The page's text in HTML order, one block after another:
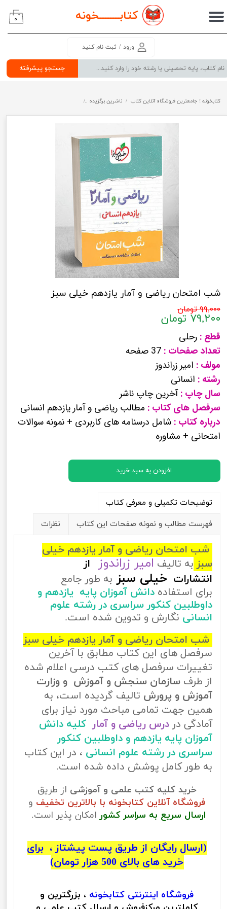
کتابــــــــخونه
جستجو پیشرفته
ورود / ثبت نام کنید
حساب کاربری من
سفارشات
۰
کتابخونه ! جامعترین فروشگاه آنلاین کتاب ناشرین برگزیده
شب امتحان ریاضی و آمار یازدهم خیلی سبز
۹۹,۰۰۰ تومان
۷۹,۲۰۰ تومان
قطع : رحلی
تعداد صفحات : 37 صفحه
مولف : امیر زراندوز
رشته : انسانی
سال چاپ :آخرین چاپ ناشر
سرفصل های کتاب : مطالب ریاضی و آمار یازدهم انسانی
درباره کتاب : شامل درسنامه های کاربردی + نمونه سوالات
امتحانی + مشاوره
افزودن به سبد خرید
توضیحات تکمیلی و معرفی کتاب
فهرست مطالب و نمونه صفحات این کتاب
نظرات
شب امتحان ریاضی و آمار یازدهم خیلی
سبز به تالیف امیر زراندوز
از
انتشارات خیلی سبز به طور جامع
برای استفاده دانش آموزان پایه یازدهم و
داوطلبین کنکور سراسری در رشته علوم
انسانی نگارش و تدوین شده است.
شب امتحان ریاضی و آمار یازدهم خیلی سبز
سرفصل های این کتاب مطابق با آخرین
تغییرات سرفصل های کتب درسی اعلام شده
از طرف سازمان سنجش و آموزش و وزارت
آموزش و پرورش تالیف گردیده است، به
همین جهت تمامی مباحث مورد نیاز برای
آمادگی در درس ریاضی و آمار کلیه دانش
آموزان پایه یازدهم و داوطلبین کنکور
سراسری در رشته علوم انسانی ، در این کتاب
به طور کامل پوشش داده شده است.
خرید کلیه کتب علمی و آموزشی از طریق
فروشگاه آنلاین کتابخونه با بالاترین تخفیف و
ارسال سریع به سراسر کشور امکان پذیر است.
(ارسال رایگان از طریق پست پیشتاز ، برای
خرید های بالای 500 هزار تومان)
فروشگاه اینترنتی کتابخونه ، بزرگترین و